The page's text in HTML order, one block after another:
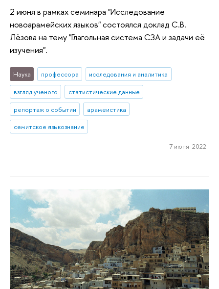
2 июня в рамках семинара "Исследование
новоарамейских языков" состоялся доклад С.В.
Лёзова на тему "Глагольная система СЗА и задачи её
изучения".
Наука профессора
исследования и аналитика
взгляд ученого
статистические данные
репортаж о событии
арамеистика
семитское языкознание
7 июня 2022